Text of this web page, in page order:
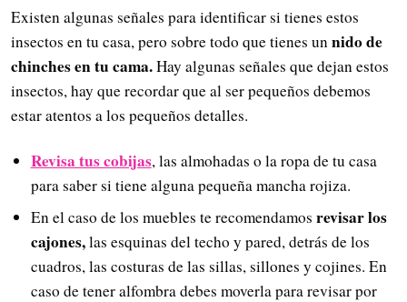
Existen algunas señales para identificar si tienes estos
insectos en tu casa, pero sobre todo que tienes unnido de
chinches en tu cama.Hay algunas señales que dejan estos
insectos, hay que recordar que al ser pequeños debemos
estar atentos a los pequeños detalles.
Revisa tus cobijas, las almohadas o la ropa de tu casa
para saber si tiene alguna pequeña mancha rojiza.
En el caso de los muebles te recomendamos revisar los
cajones,las esquinas del techo y pared, detrás de los
cuadros, las costuras de las sillas, sillones y cojines. En
caso de tener alfombra debes moverla para revisar por